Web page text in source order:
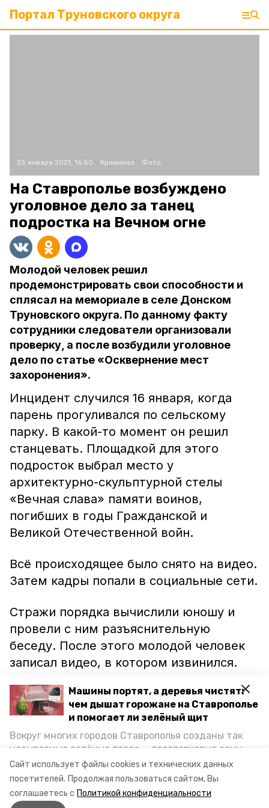
Сайт использует файлы cookies и технических данных
посетителей. Продолжая пользоваться сайтом, Вы
соглашаетесь с Политикой конфиденциальности
Машины портят, а деревья чистят:
чем дышат горожане на Ставрополье
и помогает ли зелёный щит
Вокруг многих городов Ставрополья созданы так
называемые зелёные пояса — лесопарковые зоны,
снижающие негативное воздействие выхлопных
газов на атмосферу. Справляются ли они с
постоянно растущим потоком автотранспорта и
каким воздухом дышат жители края, узнала
Портал Труновского округа
25 января 2021, 16:50 Криминал Фото:
На Ставрополье возбуждено
уголовное дело за танец
подростка на Вечном огне
Молодой человек решил
продемонстрировать свои способности и
сплясал на мемориале в селе Донском
Труновского округа. По данному факту
сотрудники следователи организовали
проверку, а после возбудили уголовное
дело по статье «Осквернение мест
захоронения».
Инцидент случился 16 января, когда
парень прогуливался по сельскому
парку. В какой-то момент он решил
станцевать. Площадкой для этого
подросток выбрал место у
архитектурно-скульптурной стелы
«Вечная слава» памяти воинов,
погибших в годы Гражданской и
Великой Отечественной войн.
Всё происходящее было снято на видео.
Затем кадры попали в социальные сети.
Стражи порядка вычислили юношу и
провели с ним разъяснительную
беседу. После этого молодой человек
записал видео, в котором извинился.
Сейчас правоохранители выясняют все
собирают доказательства.
Расследование уголовного дела
продолжается.